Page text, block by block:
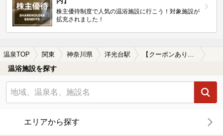
株主優待制度で人気の温浴施設に行こう！対象施設が
拡充されました！
温泉TOP 関東 神奈川県 洋光台駅 【クーポンあり】塩化物泉が楽しめる洋光台駅近くの温泉、日帰り温泉、スーパー銭湯おすすめ
温浴施設を探す
エリアから探す